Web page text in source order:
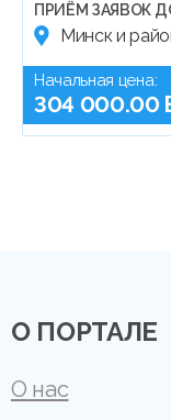
ПРИЁМ ЗАЯВОК
Минск и
Начальная цена:
304 000.00
О ПОРТАЛЕ
О нас